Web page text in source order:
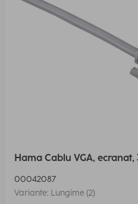
Hama Cablu VGA, ecranat,
00042087
Variante: Lungime (2)